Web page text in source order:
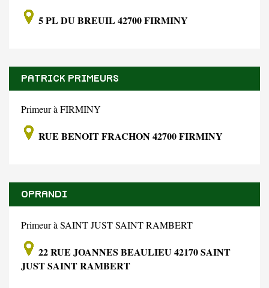
5 PL DU BREUIL 42700 FIRMINY
PATRICK PRIMEURS
Primeur à FIRMINY
RUE BENOIT FRACHON 42700 FIRMINY
OPRANDI
Primeur à SAINT JUST SAINT RAMBERT
22 RUE JOANNES BEAULIEU 42170 SAINT
JUST SAINT RAMBERT